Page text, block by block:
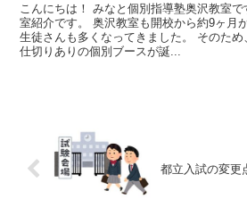
こんにちは！ みなと個別指導塾奥沢教室
室紹介です。 奥沢教室も開校から約9ヶ月
生徒さんも多くなってきました。 そのた
仕切りありの個別ブースが誕...
都立入試の変更